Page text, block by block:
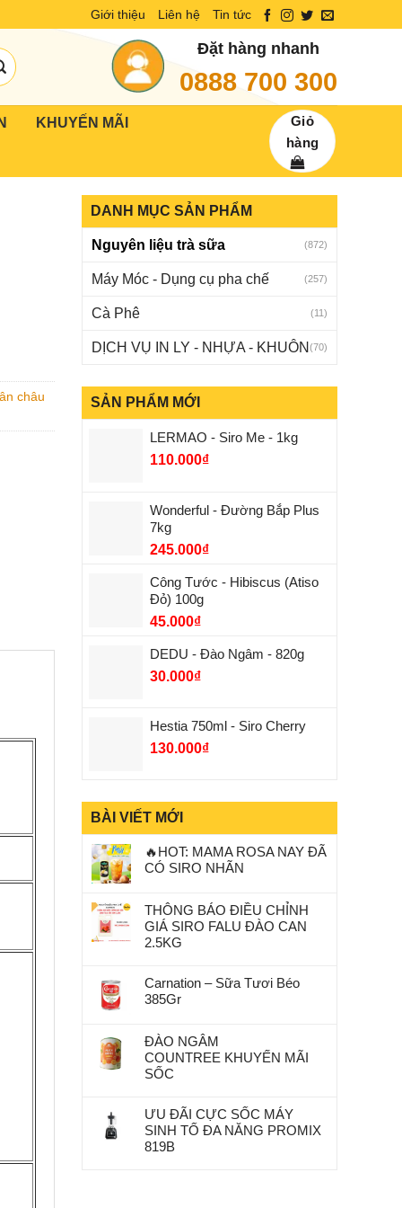
Giới thiệu Liên hệ Tin tức
Đặt hàng nhanh
0888 700 300
KHUYẾN MÃI
Giỏ
hàng
DANH MỤC SẢN PHẨM
Nguyên liệu trà sữa (872)
Máy Móc - Dụng cụ pha chế (257)
Cà Phê (11)
DỊCH VỤ IN LY - NHỰA - KHUÔN (70)
SẢN PHẨM MỚI
LERMAO - Siro Me - 1kg
110.000₫
Wonderful - Đường Bắp Plus
7kg
245.000₫
Công Tước - Hibiscus (Atiso
Đỏ) 100g
45.000₫
DEDU - Đào Ngâm - 820g
30.000₫
Hestia 750ml - Siro Cherry
130.000₫
BÀI VIẾT MỚI
🔥HOT: MAMA ROSA NAY ĐÃ
CÓ SIRO NHÃN
THÔNG BÁO ĐIỀU CHỈNH
GIÁ SIRO FALU ĐÀO CAN
2.5KG
Carnation – Sữa Tươi Béo
385Gr
ĐÀO NGÂM
COUNTREE KHUYẾN MÃI
SỐC
ƯU ĐÃI CỰC SỐC MÁY
SINH TỐ ĐA NĂNG PROMIX
819B
châu